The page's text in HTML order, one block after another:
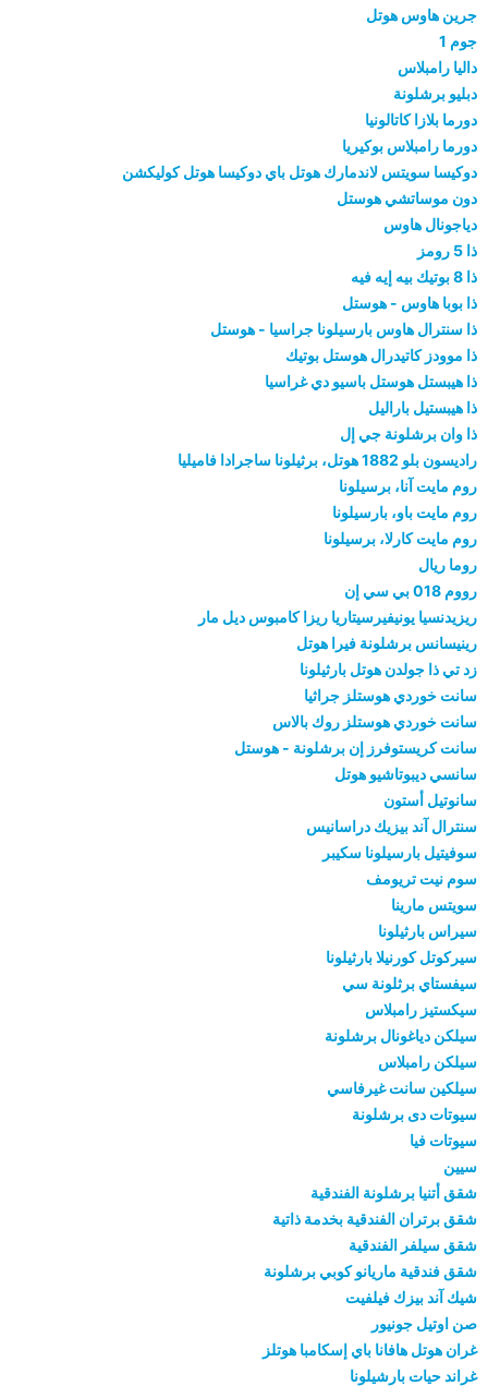
جرين هاوس هوتل
جوم 1
داليا رامبلاس
دبليو برشلونة
دورما بلازا كاتالونيا
دورما رامبلاس بوكيريا
دوكيسا سويتس لاندمارك هوتل باي دوكيسا هوتل كوليكشن
دون موساتشي هوستل
دياجونال هاوس
ذا 5 رومز
ذا 8 بوتيك بيه إيه فيه
ذا بوبا هاوس - هوستل
ذا سنترال هاوس بارسيلونا جراسيا - هوستل
ذا موودز كاتيدرال هوستل بوتيك
ذا هيبستل هوستل باسيو دي غراسيا
ذا هيبستيل باراليل
ذا وان برشلونة جي إل
راديسون بلو 1882 هوتل، برثيلونا ساجرادا فاميليا
روم مايت آنا، برسيلونا
روم مايت باو، بارسيلونا
روم مايت كارلا، برسيلونا
روما ريال
رووم 018 بي سي إن
ريزيدنسيا يونيفيرسيتاريا ريزا كامبوس ديل مار
رينيسانس برشلونة فيرا هوتل
زد تي ذا جولدن هوتل بارثيلونا
سانت خوردي هوستلز جراثيا
سانت خوردي هوستلز روك بالاس
سانت كريستوفرز إن برشلونة - هوستل
سانسي ديبوتاشيو هوتل
سانوتيل أستون
سنترال آند بيزيك دراسانيس
سوفيتيل بارسيلونا سكيبر
سوم نيت تريومف
سويتس مارينا
سيراس بارثيلونا
سيركوتل كورنيلا بارثيلونا
سيفستاي برثلونة سي
سيكستيز رامبلاس
سيلكن دياغونال برشلونة
سيلكن رامبلاس
سيلكين سانت غيرفاسي
سيوتات دى برشلونة
سيوتات فيا
سيين
شقق أتنيا برشلونة الفندقية
شقق برتران الفندقية بخدمة ذاتية
شقق سيلفر الفندقية
شقق فندقية ماريانو كوبي برشلونة
شيك آند بيزك فيلفيت
صن اوتيل جونيور
غران هوتل هافانا باي إسكامبا هوتلز
غراند حيات بارشيلونا